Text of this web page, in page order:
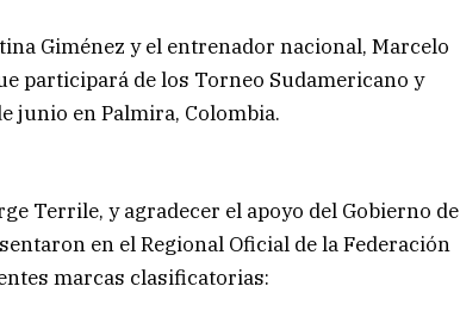
Giménez y el entrenador nacional, Marcelo
participará de los Torneo Sudamericano y
junio en Palmira, Colombia.
Terrile, y agradecer el apoyo del Gobierno de
en el Regional Oficial de la Federación
marcas clasificatorias: